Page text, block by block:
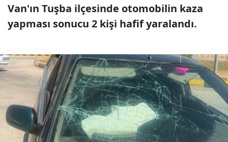
Van'ın Tuşba ilçesinde otomobilin kaza
yapması sonucu 2 kişi hafif yaralandı.